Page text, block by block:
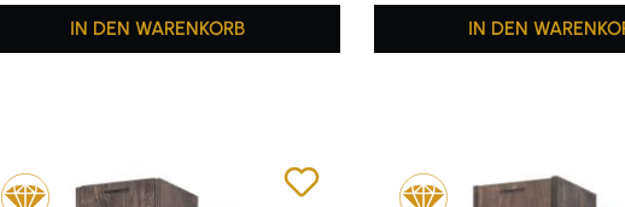
IN DEN WARENKORB IN DEN